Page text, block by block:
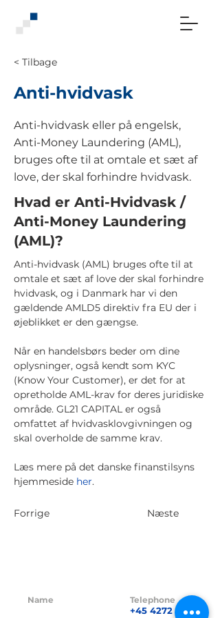
< Tilbage
Anti-hvidvask
Anti-hvidvask eller på engelsk,
Anti-Money Laundering (AML),
bruges ofte til at omtale et sæt af
love, der skal forhindre hvidvask.
Hvad er Anti-Hvidvask /
Anti-Money Laundering
(AML)?
Anti-hvidvask (AML) bruges ofte til at
omtale et sæt af love der skal forhindre
hvidvask, og i Danmark har vi den
gældende AMLD5 direktiv fra EU der i
øjeblikket er den gængse.
Når en handelsbørs beder om dine
oplysninger, også kendt som KYC
(Know Your Customer), er det for at
opretholde AML-krav for deres juridiske
område. GL21 CAPITAL er også
omfattet af hvidvasklovgivningen og
skal overholde de samme krav.
Læs mere på det danske finanstilsyns
hjemmeside her.
Forrige Næste
Name Telephone
+45 4272 5621